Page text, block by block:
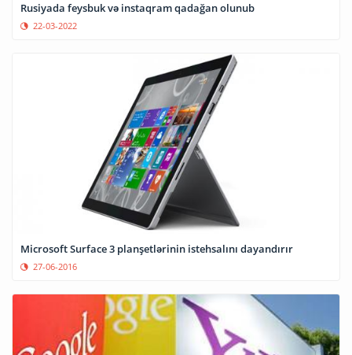
Rusiyada feysbuk və instaqram qadağan olunub
22-03-2022
Microsoft Surface 3 planşetlərinin istehsalını dayandırır
27-06-2016